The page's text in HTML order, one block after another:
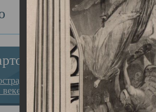
за веру в
на Севере”